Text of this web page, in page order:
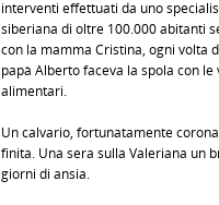
interventi effettuati da uno
siberiana di oltre 100.000 abitanti
con la mamma Cristina, ogni volta
papà Alberto faceva la spola con
alimentari.
Un calvario, fortunatamente
finita. Una sera sulla Valeriana un
giorni di ansia.